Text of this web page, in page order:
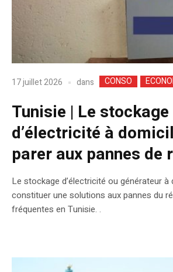
17 juillet 2026 dans CONSO
Tunisie | Le stockage
d’électricité à
parer aux pannes de
Le stockage d’électricité ou générateur
constituer une solutions aux pannes du
fréquentes en Tunisie. .